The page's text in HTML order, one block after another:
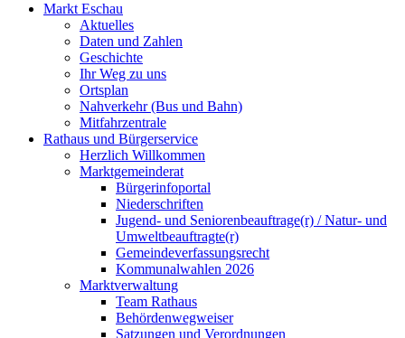
Markt Eschau
Aktuelles
Daten und Zahlen
Geschichte
Ihr Weg zu uns
Ortsplan
Nahverkehr (Bus und Bahn)
Mitfahrzentrale
Rathaus und Bürgerservice
Herzlich Willkommen
Marktgemeinderat
Bürgerinfoportal
Niederschriften
Jugend- und Seniorenbeauftrage(r) / Natur- und
Umweltbeauftragte(r)
Gemeindeverfassungsrecht
Kommunalwahlen 2026
Marktverwaltung
Team Rathaus
Behördenwegweiser
Satzungen und Verordnungen